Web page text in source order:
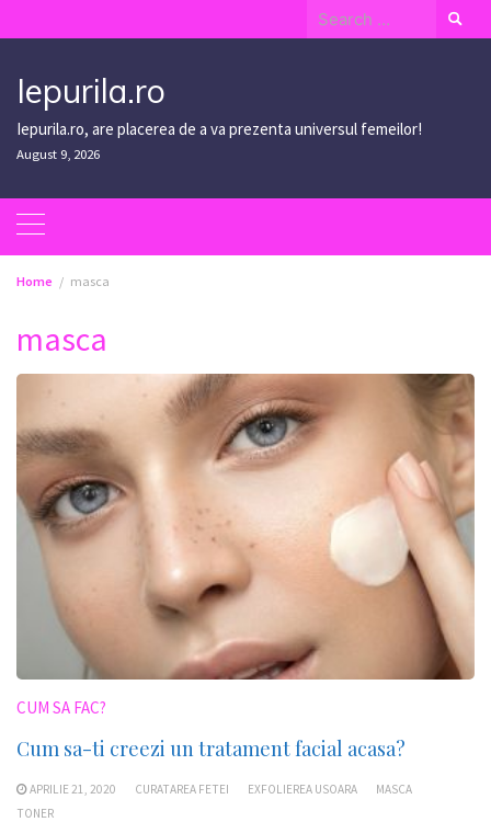
to
Search
for:
Iepurila.ro
Iepurila.ro, are placerea de a va prezenta universul femeilor!
August 9, 2026
Home masca
masca
CUM SA FAC?
Cum sa-ti creezi un tratament facial acasa?
APRILIE 21, 2020 CURATAREA FETEI EXFOLIEREA USOARA
MASCA
TONER